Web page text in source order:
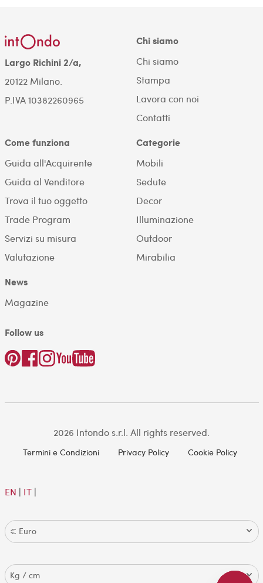
Largo Richini 2/a,
20122 Milano.
P.IVA 10382260965
Chi siamo
Chi siamo
Stampa
Lavora con noi
Contatti
Come funziona
Guida all'Acquirente
Guida al Venditore
Trova il tuo oggetto
Trade Program
Servizi su misura
Valutazione
Categorie
Mobili
Sedute
Decor
Illuminazione
Outdoor
Mirabilia
News
Magazine
Follow us
2026 Intondo s.r.l. All rights reserved.
Termini e Condizioni Privacy Policy Cookie Policy
EN | IT|